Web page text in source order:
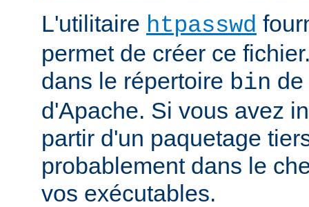
L'utilitaire htpasswd
permet de créer ce
dans le répertoire bin
d'Apache. Si vous avez
partir d'un paquetage
probablement dans le
vos exécutables.